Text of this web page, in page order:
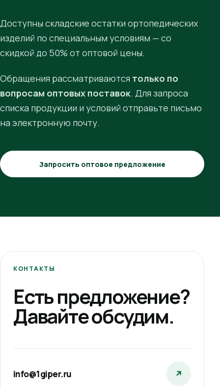
Доступны складские остатки ортопедических
изделий по специальным условиям — со
скидкой до 50% от оптовой цены.
Обращения рассматриваются только по
вопросам оптовых поставок. Для запроса
списка продукции и условий отправьте письмо
на электронную почту.
Запросить оптовое предложение
КОНТАКТЫ
Есть предложение?
Давайте обсудим.
info@1giper.ru ↗